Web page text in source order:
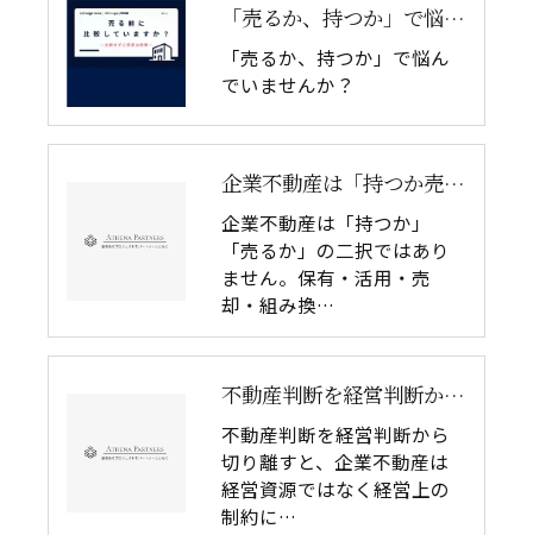
「売るか、持つか」で悩んでいませんか？
「売るか、持つか」で悩ん
でいませんか？
企業不動産は「持つか売るか」だけではない｜CRE戦略で考える4つの意思決定
企業不動産は「持つか」
「売るか」の二択ではあり
ません。保有・活用・売
却・組み換…
不動産判断を経営判断から切り離してはいけない理由｜企業不動産を物件単体で考えるリスク
不動産判断を経営判断から
切り離すと、企業不動産は
経営資源ではなく経営上の
制約に…